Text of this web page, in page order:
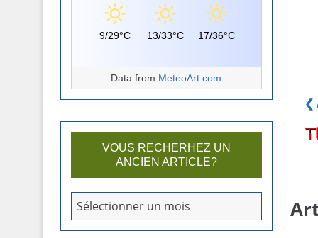
❮
9/29°C 13/33°C 17/36°C
Data from MeteoArt.com
VOUS RECHERHEZ UN
ANCIEN ARTICLE?
o
u
Sélectionner un mois